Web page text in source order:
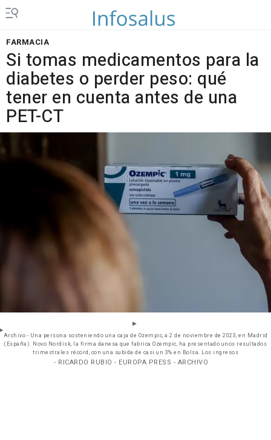
FARMACIA
Si tomas medicamentos para la
diabetes o perder peso: qué
tener en cuenta antes de una
PET-CT
Archivo - Una persona sosteniendo una caja de Ozempic, a 2 de noviembre de 2023, en Madrid
(España). Novo Nordisk, la firma danesa que fabrica Ozempic, ha presentado unos resultados
trimestrales récord, con una subida de casi un 3% en Bolsa. Los ingresos
- RICARDO RUBIO - EUROPA PRESS - ARCHIVO